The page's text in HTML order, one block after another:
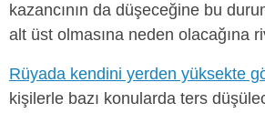
kazancının da düşeceğine bu
alt üst olmasına neden olacağına
Rüyada kendini yerden yüksekte
kişilerle bazı konularda ters